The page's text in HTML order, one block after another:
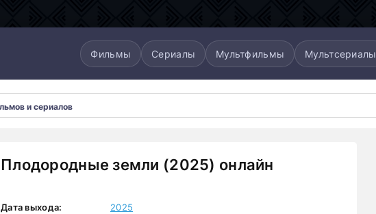
Фильмы Сериалы Мультфильмы Мультсериалы
Плодородные земли (2025) онлайн
Дата выхода:
2025